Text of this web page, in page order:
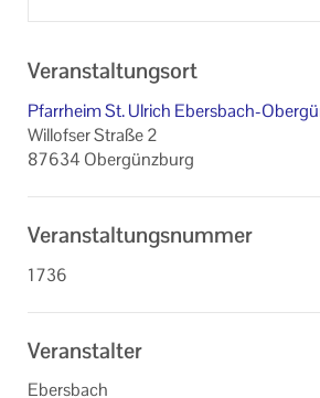
Veranstaltungsort
Pfarrheim St. Ulrich Ebersbach-
Willofser Straße 2
87634 Obergünzburg
Veranstaltungsnummer
1736
Veranstalter
Ebersbach